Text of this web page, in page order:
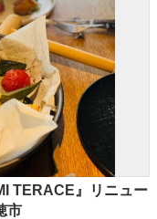
TERACE』リニュー
市